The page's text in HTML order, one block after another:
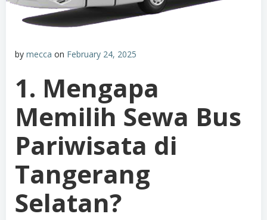
by mecca on February 24, 2025
1. Mengapa
Memilih Sewa Bus
Pariwisata di
Tangerang
Selatan?